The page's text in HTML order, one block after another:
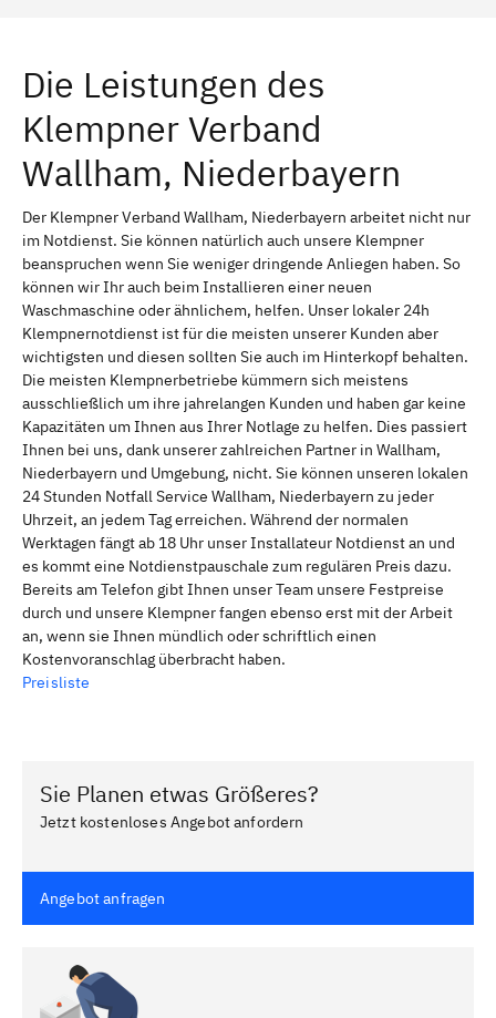
Die Leistungen des
Klempner Verband
Wallham, Niederbayern
Der Klempner Verband Wallham, Niederbayern arbeitet nicht nur
im Notdienst. Sie können natürlich auch unsere Klempner
beanspruchen wenn Sie weniger dringende Anliegen haben. So
können wir Ihr auch beim Installieren einer neuen
Waschmaschine oder ähnlichem, helfen. Unser lokaler 24h
Klempnernotdienst ist für die meisten unserer Kunden aber
wichtigsten und diesen sollten Sie auch im Hinterkopf behalten.
Die meisten Klempnerbetriebe kümmern sich meistens
ausschließlich um ihre jahrelangen Kunden und haben gar keine
Kapazitäten um Ihnen aus Ihrer Notlage zu helfen. Dies passiert
Ihnen bei uns, dank unserer zahlreichen Partner in Wallham,
Niederbayern und Umgebung, nicht. Sie können unseren lokalen
24 Stunden Notfall Service Wallham, Niederbayern zu jeder
Uhrzeit, an jedem Tag erreichen. Während der normalen
Werktagen fängt ab 18 Uhr unser Installateur Notdienst an und
es kommt eine Notdienstpauschale zum regulären Preis dazu.
Bereits am Telefon gibt Ihnen unser Team unsere Festpreise
durch und unsere Klempner fangen ebenso erst mit der Arbeit
an, wenn sie Ihnen mündlich oder schriftlich einen
Kostenvoranschlag überbracht haben.
Preisliste
Sie Planen etwas Größeres?
Jetzt kostenloses Angebot anfordern
Angebot anfragen